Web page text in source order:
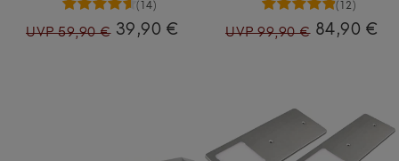
(14)
UVP 59,90 € 39,90 €
(12)
UVP 99,90 € 84,90 €